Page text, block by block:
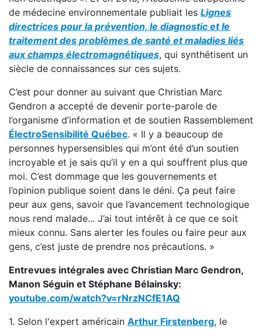
de médecine environnementale publiait les Lignes
directrices pour la prévention, le diagnostic et le
traitement des problèmes de santé et maladies liés
aux champs électromagnétiques, qui synthétisent un
siècle de connaissances sur ces sujets.
C’est pour donner au suivant que Christian Marc
Gendron a accepté de devenir porte-parole de
l’organisme d’information et de soutien Rassemblement
ÉlectroSensibilité Québec. « Il y a beaucoup de
personnes hypersensibles qui m’ont été d’un soutien
incroyable et je sais qu’il y en a qui souffrent plus que
moi. C’est dommage que les gouvernements et
l’opinion publique soient dans le déni. Ça peut faire
peur aux gens, savoir que l’avancement technologique
nous rend malade... J’ai tout intérêt à ce que ce soit
mieux connu. Sans alerter les foules ou faire peur aux
gens, c’est juste de prendre nos précautions. »
Entrevues intégrales avec Christian Marc Gendron,
Manon Séguin et Stéphane Bélainsky:
youtube.com/watch?v=rNrzNCfE1AQ
1. Selon l'expert américain Arthur Firstenberg, le